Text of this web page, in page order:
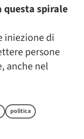
questa spirale
iniezione di
persone
anche nel
politica